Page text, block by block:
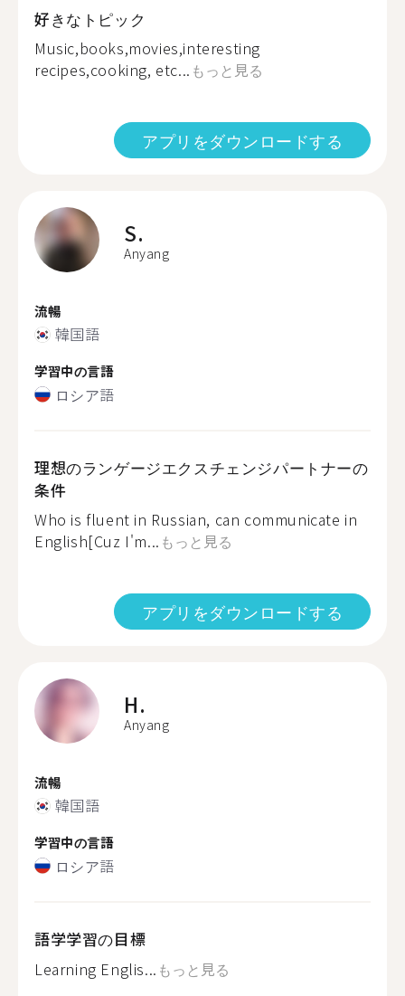
好きなトピック
Music,books,movies,interesting
recipes,cooking, etc... もっと見る
アプリをダウンロードする
S.
Anyang
流暢
韓国語
学習中の言語
ロシア語
理想のランゲージエクスチェンジパートナーの
条件
Who is fluent in Russian, can communicate in
English[Cuz I'm... もっと見る
アプリをダウンロードする
H.
Anyang
流暢
韓国語
学習中の言語
ロシア語
語学学習の目標
Learning Englis... もっと見る